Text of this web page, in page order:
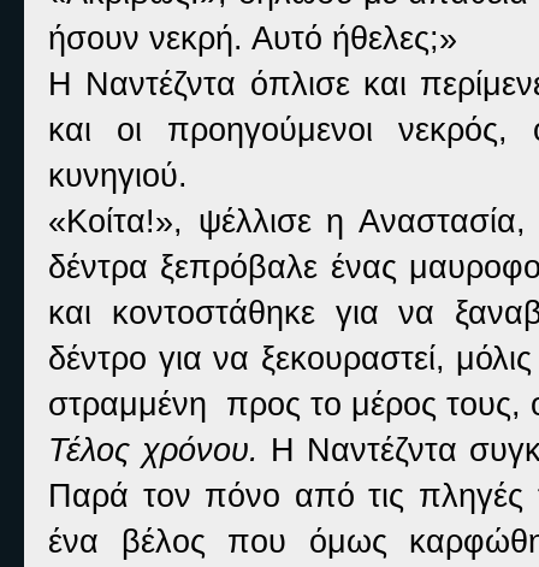
ήσουν νεκρή. Αυτό ήθελες;»
Η Ναντέζντα όπλισε και
και οι προηγούμενοι
κυνηγιού.
«Κοίτα!», ψέλλισε η
δέντρα ξεπρόβαλε ένας
και κοντοστάθηκε για να
δέντρο για να ξεκουραστεί,
στραμμένη προς το μέρος τους,
Τέλος χρόνου. Η Ναντέζντα
Παρά τον πόνο από τις πληγές
ένα βέλος που όμως